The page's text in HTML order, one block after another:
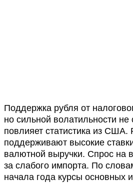
Поддержка рубля от
но сильной волатильности
повлияет статистика из США.
поддерживают высокие
валютной выручки. Спрос на
за слабого импорта. По
начала года курсы основных